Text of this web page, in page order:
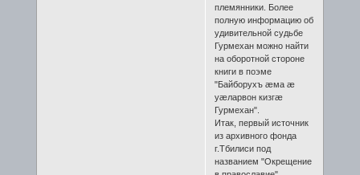
племянники. Более
полную информацию об
удивительной судьбе
Гурмехан можно найти
на оборотной стороне
книги в поэме
"Байборухъ æма æ
уæларвон кизгæ
Гурмехан".
Итак, первый источник
из архивного фонда
г.Тбилиси под
названием "Окрещение